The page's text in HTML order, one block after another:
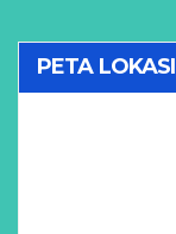
PETA LOKASI